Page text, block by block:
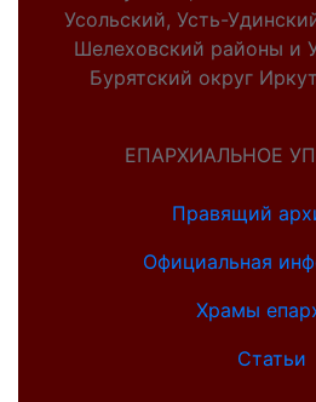
Усольский, Усть-
Шелеховский районы и
Бурятский округ
ЕПАРХИАЛЬНОЕ
Правящий
Официальная
Храмы
Статьи